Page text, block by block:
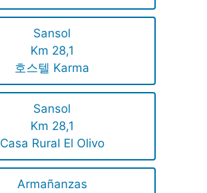
Sansol
Km 28,1
호스텔 Karma
Sansol
Km 28,1
Casa Rural El Olivo
Armañanzas